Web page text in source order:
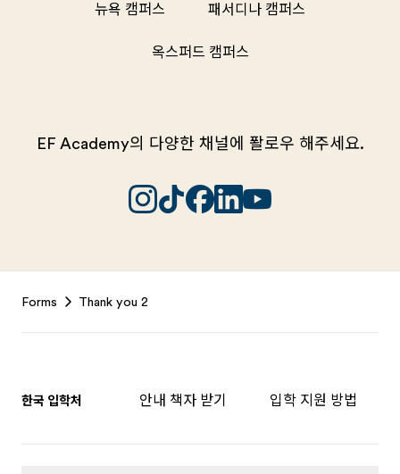
뉴욕 캠퍼스 패서디나 캠퍼스
옥스퍼드 캠퍼스
EF Academy의 다양한 채널에 퐐로우 해주세요.
Forms Thank you 2
한국 입학처 안내 책자 받기 입학 지원 방법